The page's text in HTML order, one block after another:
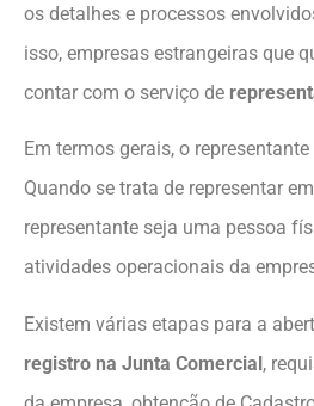
os detalhes e processos
isso, empresas estrangeiras que
contar com o serviço de
Em termos gerais, o
Quando se trata de representar
representante seja uma pessoa
atividades operacionais da
Existem várias etapas para a
registro na Junta Comercial,